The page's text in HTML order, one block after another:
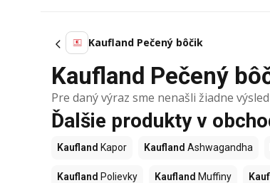
Kaufland Pečený bôčik
Kaufland Pečený
Pre daný výraz sme nenašli žiadne
Ďalšie produkty v
Kaufland Kapor Kaufland Ashwagandha
Kaufland Polievky Kaufland Muffiny